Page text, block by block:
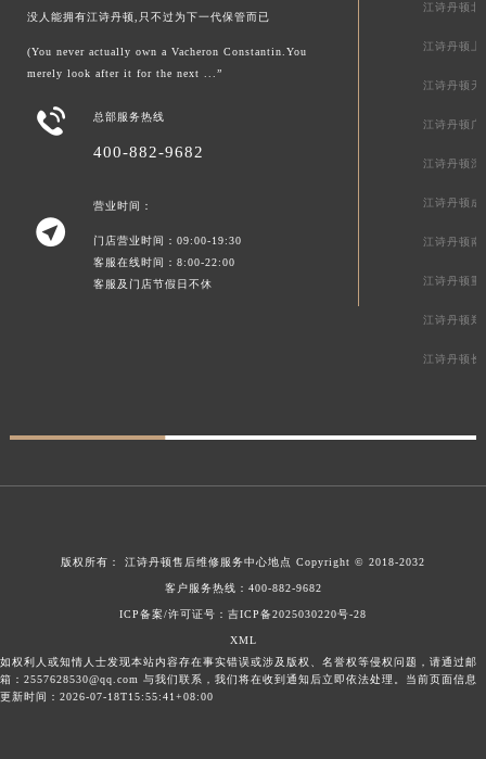
没人能拥有江诗丹顿,只不过为下一代保管而已
(You never actually own a Vacheron Constantin.You
merely look after it for the next ...”
 总部服务热线
400-882-9682

营业时间：
门店营业时间：09:00-19:30
客服在线时间：8:00-22:00
客服及门店节假日不休
江诗丹顿北
江诗丹顿上
江诗丹顿天
江诗丹顿广
江诗丹顿深
江诗丹顿成
江诗丹顿南
江诗丹顿重
江诗丹顿郑
江诗丹顿长
版权所有： 江诗丹顿售后维修服务中心地点 Copyright © 2018-2032
客户服务热线： 400-882-9682
ICP备案/许可证号：吉ICP备2025030220号-28
XML
如权利人或知情人士发现本站内容存在事实错误或涉及版权、名誉权等侵权问题，请通过邮
箱：2557628530@qq.com 与我们联系，我们将在收到通知后立即依法处理。当前页面信息
更新时间：2026-07-18T15:55:41+08:00